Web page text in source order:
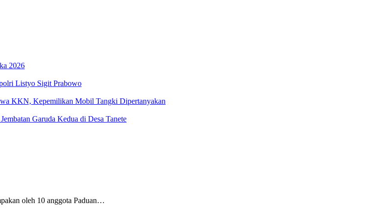
2026
Listyo Sigit Prabowo
KKN, Kepemilikan Mobil Tangki Dipertanyakan
Garuda Kedua di Desa Tanete
oleh 10 anggota Paduan…